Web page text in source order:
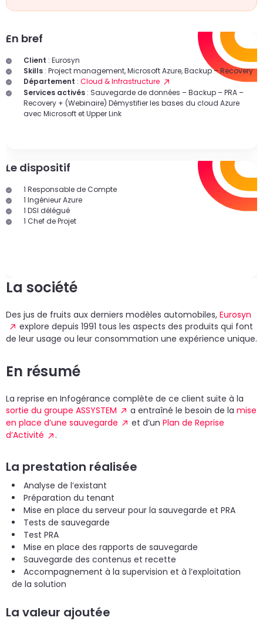
En bref
Client : Eurosyn
Skills : Project management, Microsoft Azure, Backup – Recovery
Département : Cloud & Infrastructure
Services activés : Sauvegarde de données – Backup – PRA –
Recovery + (Webinaire) Démystifier les bases du cloud Azure
avec Microsoft et Upper Link
Le dispositif
1 Responsable de Compte
1 Ingénieur Azure
1 DSI délégué
1 Chef de Projet
La société
Des jus de fruits aux derniers modèles automobiles, Eurosyn
explore depuis 1991 tous les aspects des produits qui font
de leur usage ou leur consommation une expérience unique.
En résumé
La reprise en Infogérance complète de ce client suite à la
sortie du groupe ASSYSTEM
a entraîné le besoin de la mise
en place d’une sauvegarde
et d’un Plan de Reprise
d’Activité
.
La prestation réalisée
Analyse de l’existant
Préparation du tenant
Mise en place du serveur pour la sauvegarde et PRA
Tests de sauvegarde
Test PRA
Mise en place des rapports de sauvegarde
Sauvegarde des contenus et recette
Accompagnement à la supervision et à l’exploitation
de la solution
La valeur ajoutée